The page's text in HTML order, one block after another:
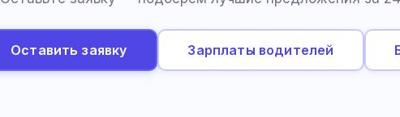
Оставить заявку Зарплаты водителей